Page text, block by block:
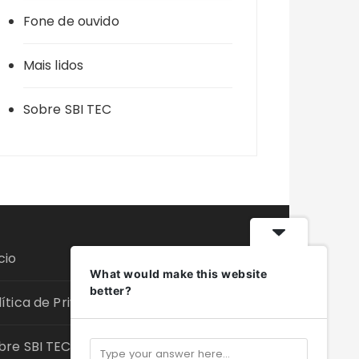
Fone de ouvido
Mais lidos
Sobre SBI TEC
de Privacidade
SBI TEC
What would make this website
better?